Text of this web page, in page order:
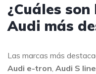
¿Cuáles
Audi más
Las marcas más
Audi e-tron, Audi S line